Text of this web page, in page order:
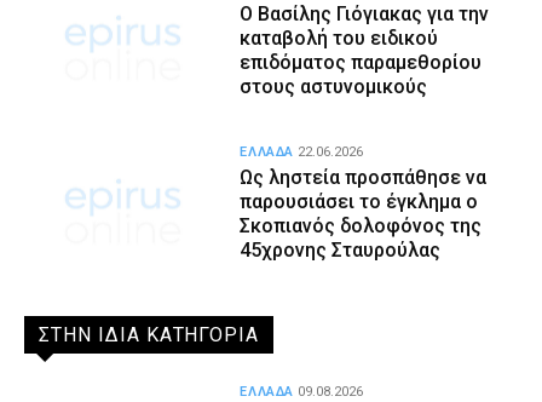
Ο Βασίλης Γιόγιακας για την
καταβολή του ειδικού
επιδόματος παραμεθορίου
στους αστυνομικούς
Ως ληστεία προσπάθησε να
παρουσιάσει το έγκλημα ο
Σκοπιανός δολοφόνος της
45χρονης Σταυρούλας
ΕΛΛΑΔΑ 22.06.2026
ΣΤΗΝ ΙΔΙΑ ΚΑΤΗΓΟΡΙΑ
ΕΛΛΑΔΑ 09.08.2026